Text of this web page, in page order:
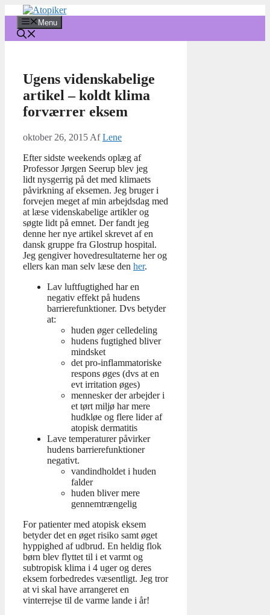
indhold
Menu
Ugens videnskabelige
artikel – koldt klima
forværrer eksem
oktober 26, 2015 AfLene
Efter sidste weekends oplæg af
Professor Jørgen Seerup blev jeg
lidt nysgerrig på det med klimaets
påvirkning af eksemen. Jeg bruger i
forvejen meget af min arbejdsdag med
at læse videnskabelige artikler og
søgte lidt på emnet. Der fandt jeg
denne her nye artikel skrevet af en
dansk gruppe fra Glostrup hospital.
Jeg gengiver hovedresultaterne her og
ellers kan man selv læse den her.
Lav luftfugtighed har en
negativ effekt på hudens
barrierefunktioner. Dvs betyder
at:
huden øger celledeling
hudens fugtighed bliver
mindsket
det pro-inflammatoriske
respons øges (dvs at en
evt irritation øges)
mennesker der arbejder i
et tørt miljø har mere
hudkløe og flere lider af
atopisk dermatitis
Lave temperaturer påvirker
hudens barrierefunktioner
negativt.
vandindholdet i huden
falder
huden bliver mere
gennemtrængelig
For patienter med atopisk eksem
betyder det en øget risiko samt øget
hyppighed af udbrud. En heldig flok
børn blev flyttet til i et varmt og
subtropisk klima i 4 uger og deres
eksem forbedredes væsentligt. Jeg tror
at vi skal have arrangeret en
vinterrejse til de varme lande i år!